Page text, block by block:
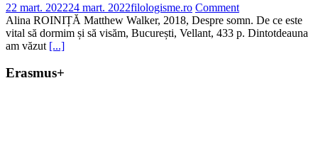
22 mart. 202224 mart. 2022filologisme.ro Comment
Alina ROINIȚĂ Matthew Walker, 2018, Despre somn. De ce este
vital să dormim și să visăm, București, Vellant, 433 p. Dintotdeauna
am văzut [...]
Erasmus+